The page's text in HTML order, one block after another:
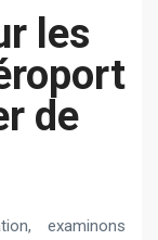
les
de
examinons